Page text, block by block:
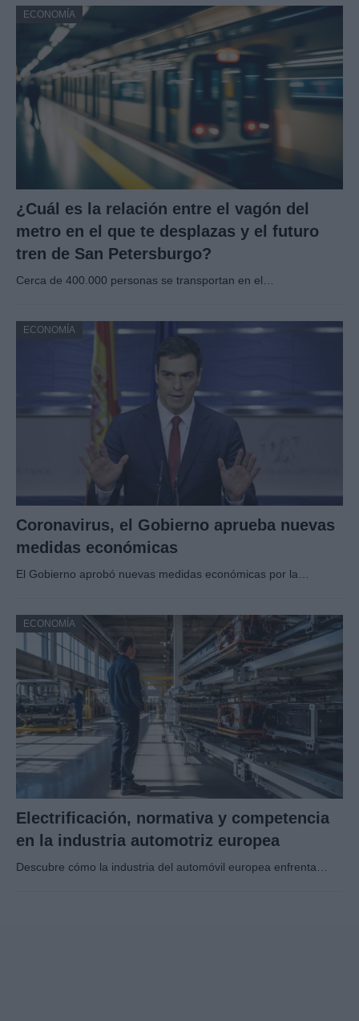
ECONOMÍA
¿Cuál es la relación entre el vagón del
metro en el que te desplazas y el futuro
tren de San Petersburgo?
Cerca de 400.000 personas se transportan en el…
ECONOMÍA
Coronavirus, el Gobierno aprueba nuevas
medidas económicas
El Gobierno aprobó nuevas medidas económicas por la…
ECONOMÍA
Electrificación, normativa y competencia
en la industria automotriz europea
Descubre cómo la industria del automóvil europea enfrenta…